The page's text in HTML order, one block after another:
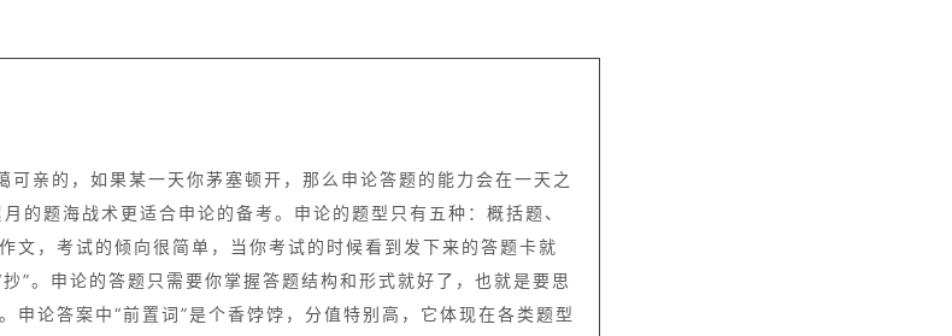
可亲的，如果某一天你茅塞顿开，那么申论答题的能力会在一天之
的题海战术更适合申论的备考。申论的题型只有五种：概括题、
文，考试的倾向很简单，当你考试的时候看到发下来的答题卡就
”。申论的答题只需要你掌握答题结构和形式就好了，也就是要思
申论答案中“前置词”是个香饽饽，分值特别高，它体现在各类题型